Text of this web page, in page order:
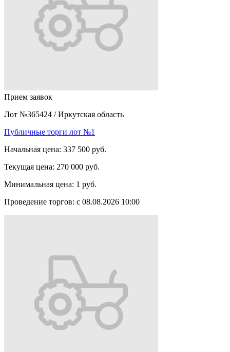
Прием заявок
Лот №365424 / Иркутская область
Публичные торги лот №1
Начальная цена: 337 500 руб.
Текущая цена: 270 000 руб.
Минимальная цена: 1 руб.
Проведение торгов: с 08.08.2026 10:00